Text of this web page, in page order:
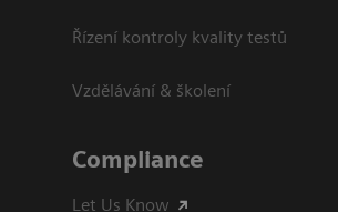
Řízení kontroly kvality testů
Vzdělávání & školení
Compliance
Let Us Know